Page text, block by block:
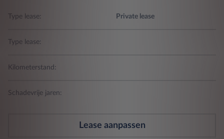
Type lease: Private lease
Type lease:
Kilometerstand:
Schadevrije jaren:
Lease aanpassen